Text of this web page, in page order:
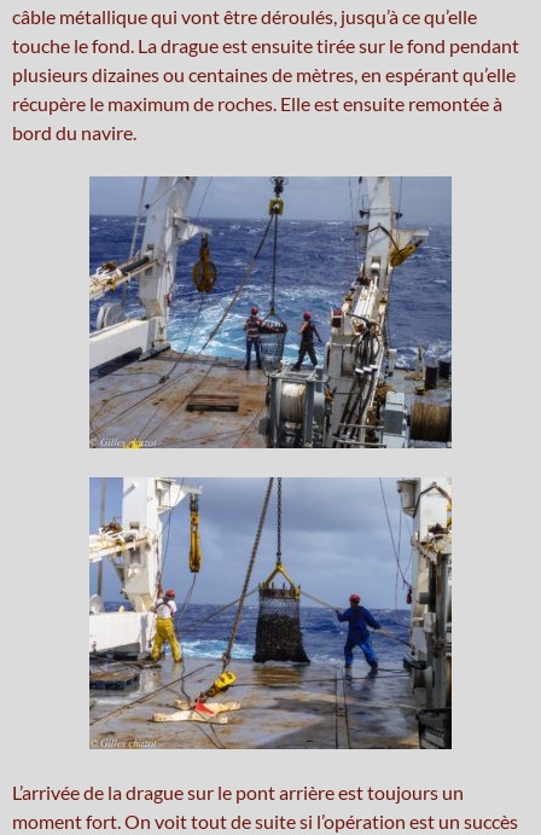
câble métallique qui vont être déroulés, jusqu’à ce qu’elle
touche le fond. La drague est ensuite tirée sur le fond pendant
plusieurs dizaines ou centaines de mètres, en espérant qu’elle
récupère le maximum de roches. Elle est ensuite remontée à
bord du navire.
L’arrivée de la drague sur le pont arrière est toujours un
moment fort. On voit tout de suite si l’opération est un succès